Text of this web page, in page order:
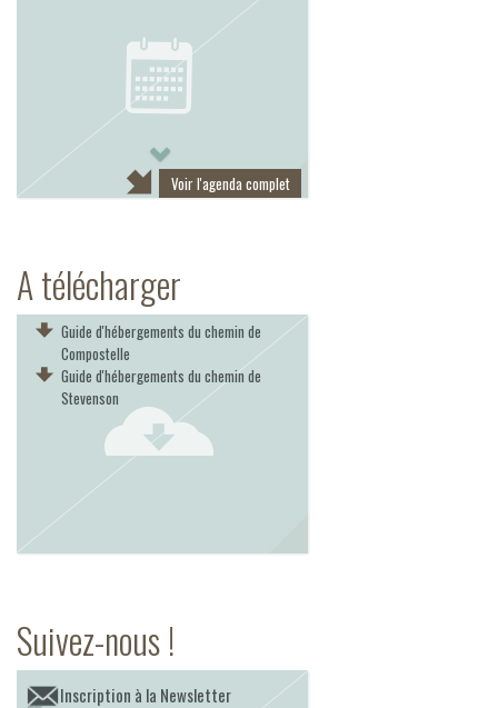
Voir l'agenda complet
A télécharger
Guide d'hébergements du chemin de
Compostelle
Guide d'hébergements du chemin de
Stevenson
Suivez-nous !
Inscription à la Newsletter